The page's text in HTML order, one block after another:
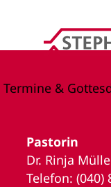
Termine &
Pastorin
Dr. Rinja
Telefon: (040)